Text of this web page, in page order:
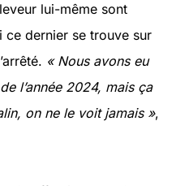
lui-même sont
ce dernier se trouve sur
« Nous avons eu
l’année 2024, mais ça
on ne le voit jamais »,